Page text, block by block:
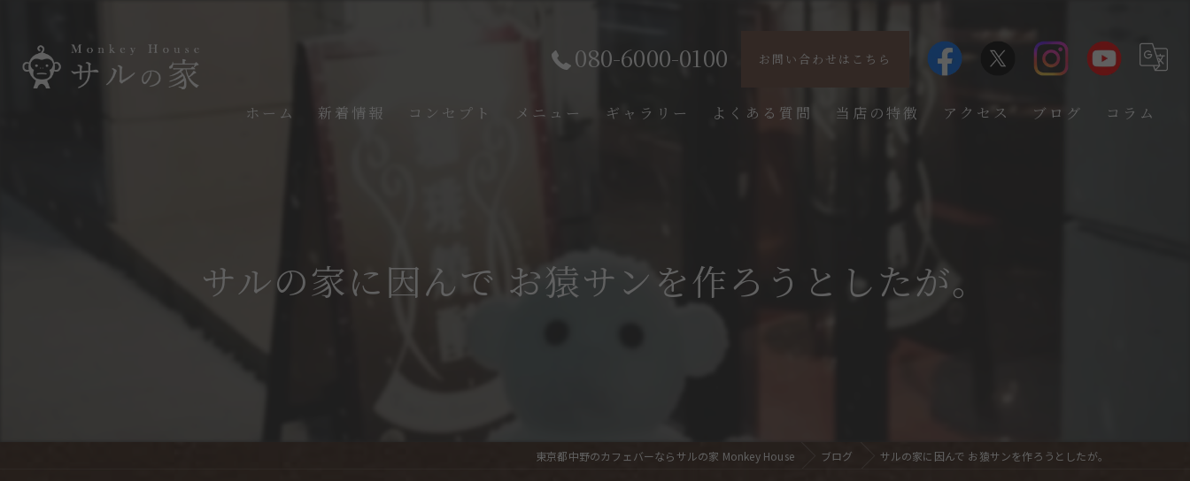
080-6000-0100 お問い合わせはこちら
ホーム 新着情報 コンセプト メニュー ギャラリー よくある質問 当店の特徴
音楽
アクセス ブログ コラム
サルの家に因んで お猿サンを作ろうとしたが。
東京都中野のカフェバーならサルの家 Monkey House ブログ サルの家に因んで お猿サンを作ろうとしたが。